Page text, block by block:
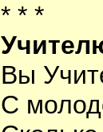
* * *
Вы
С